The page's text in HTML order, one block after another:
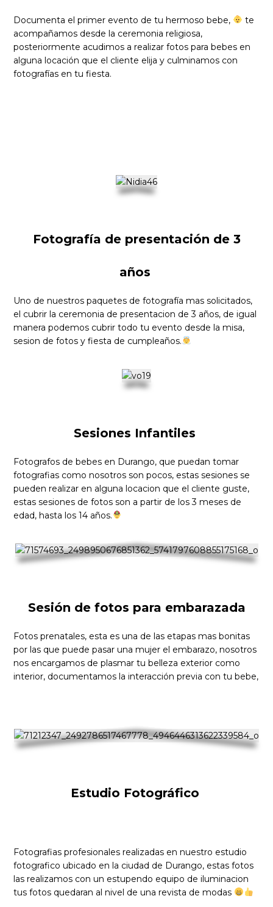
Documenta el primer evento de tu hermoso bebe,
te
acompañamos desde la ceremonia religiosa,
posteriormente acudimos a realizar fotos para bebes en
alguna locación que el cliente elija y culminamos con
fotografías en tu fiesta.
Fotografía de presentación de 3
años
Uno de nuestros paquetes de fotografía mas solicitados,
el cubrir la ceremonia de presentacion de 3 años, de igual
manera podemos cubrir todo tu evento desde la misa,
sesion de fotos y fiesta de cumpleaños.
Sesiones Infantiles
Fotografos de bebes en Durango, que puedan tomar
fotografias como nosotros son pocos, estas sesiones se
pueden realizar en alguna locacion que el cliente guste,
estas sesiones de fotos son a partir de los 3 meses de
edad, hasta los 14 años.
Sesión de fotos para embarazada
Fotos prenatales, esta es una de las etapas mas bonitas
por las que puede pasar una mujer el embarazo, nosotros
nos encargamos de plasmar tu belleza exterior como
interior, documentamos la interacción previa con tu bebe,
Estudio Fotográfico
Fotografias profesionales realizadas en nuestro estudio
fotografico ubicado en la ciudad de Durango, estas fotos
las realizamos con un estupendo equipo de iluminacion
tus fotos quedaran al nivel de una revista de modas